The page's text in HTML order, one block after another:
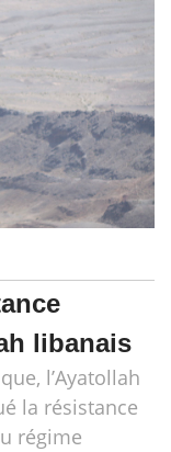
libanais
l’Ayatollah
la résistance
régime